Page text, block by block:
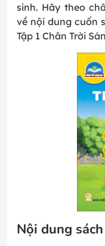
sinh. Hãy theo
về nội dung cuốn
Tập 1 Chân Trời
Nội dung sách